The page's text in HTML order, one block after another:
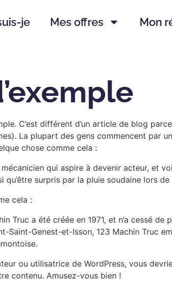
je Mes offres Mon
C’est différent d’un article de blog
La plupart des gens commencent par
chose comme cela :
qui aspire à devenir acteur, et
qu’être surpris par la pluie soudaine lors
cela :
Truc a été créée en 1971, et n’a cessé
Saint-Genest-et-Isson, 123 Machin Truc
ou utilisatrice de WordPress, vous
contenu. Amusez-vous bien !